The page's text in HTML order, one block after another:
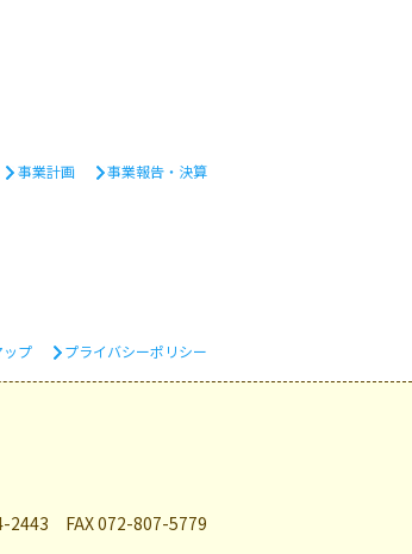
事業計画 事業報告・決算
プ プライバシーポリシー
2443 FAX 072-807-5779